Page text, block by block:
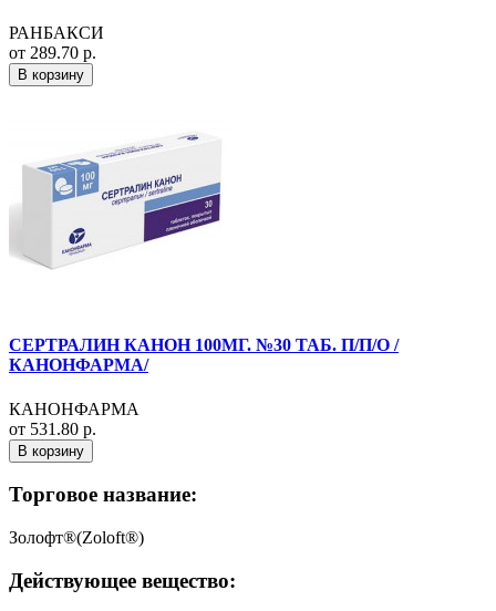
РАНБАКСИ
от 289.70 р.
В корзину
СЕРТРАЛИН КАНОН 100МГ. №30 ТАБ. П/П/О /
КАНОНФАРМА/
КАНОНФАРМА
от 531.80 р.
В корзину
Торговое название:
Золофт®(Zoloft®)
Действующее вещество: